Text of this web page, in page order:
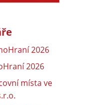
2026
2026
místa ve